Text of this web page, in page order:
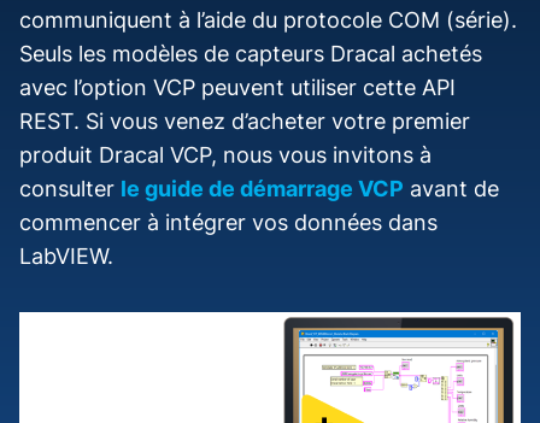
communiquent à l’aide du protocole COM (série).
Seuls les modèles de capteurs Dracal achetés
avec l’option VCP peuvent utiliser cette API
REST. Si vous venez d’acheter votre premier
produit Dracal VCP, nous vous invitons à
consulter le guide de démarrage VCP avant de
commencer à intégrer vos données dans
LabVIEW.